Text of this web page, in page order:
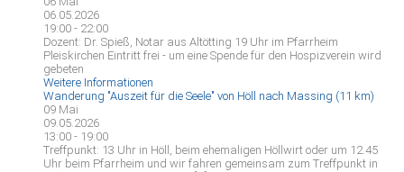
06.05.2026
19:00 - 22:00
Dozent: Dr. Spieß, Notar aus Altötting 19 Uhr im Pfarrheim
Pleiskirchen Eintritt frei - um eine Spende für den Hospizverein wird
gebeten
Weitere Informationen
Wanderung "Auszeit für die Seele" von Höll nach Massing (11 km)
09 Mai
09.05.2026
13:00 - 19:00
Treffpunkt: 13 Uhr in Höll, beim ehemaligen Höllwirt oder um 12.45
Uhr beim Pfarrheim und wir fahren gemeinsam zum Treffpunkt in